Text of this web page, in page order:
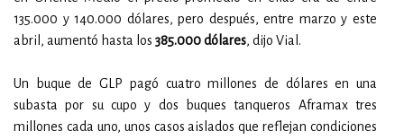
135.000 y 140.000 dólares, pero después, entre marzo y este
abril, aumentó hasta los 385.000 dólares, dijo Vial.
Un buque de GLP pagó cuatro millones de dólares en una
subasta por su cupo y dos buques tanqueros Aframax tres
millones cada uno, unos casos aislados que reflejan condiciones